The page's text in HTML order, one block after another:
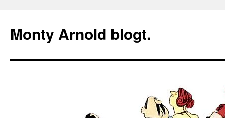
springen
Monty Arnold blogt.